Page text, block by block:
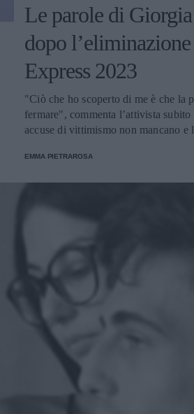
Le parole di
dopo
Express 2023
"Ciò che ho scoperto di me è che la
fermare", commenta l’attivista
accuse di vittimismo non mancano e
EMMA PIETRAROSA